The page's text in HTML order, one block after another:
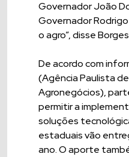
Governador João
Governador Rodrigo
o agro”, disse
De acordo com
(Agência Paulista
Agronegócios),
permitir a
soluções
estaduais vão
ano. O aporte